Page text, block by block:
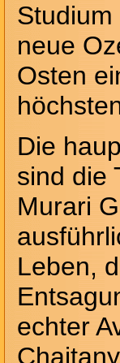
neue
Osten
Die
sind die
Murari
Leben,
echter